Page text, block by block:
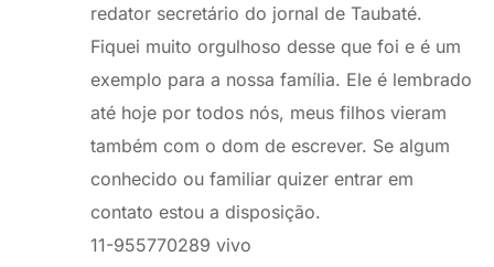
redator secretário do jornal de Taubaté.
Fiquei muito orgulhoso desse que foi e é um
exemplo para a nossa família. Ele é lembrado
até hoje por todos nós, meus filhos vieram
também com o dom de escrever. Se algum
conhecido ou familiar quizer entrar em
contato estou a disposição.
11-955770289 vivo